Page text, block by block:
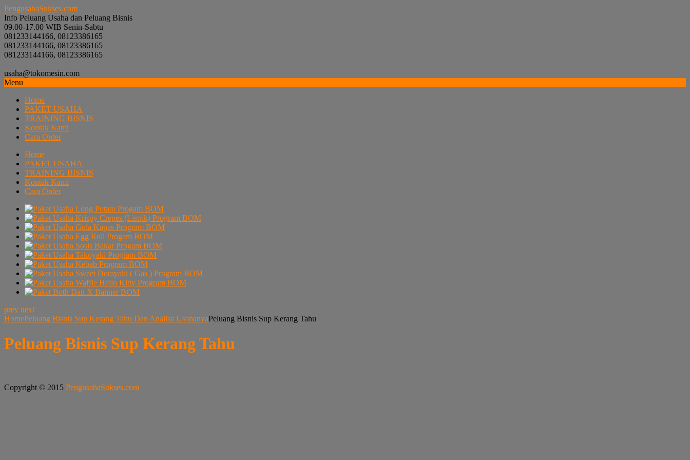
PengusahaSukses.com
Info Peluang Usaha dan Peluang Bisnis
09.00-17.00 WIB Senin-Sabtu
081233144166, 08123386165
081233144166, 08123386165
081233144166, 08123386165
usaha@tokomesin.com
Menu
Home
PAKET USAHA
TRAINING BISNIS
Kontak Kami
Cara Order
Home
PAKET USAHA
TRAINING BISNIS
Kontak Kami
Cara Order
prev next
HomePeluang Bisnis Sup Kerang Tahu Dan Analisa UsahanyaPeluang Bisnis Sup Kerang Tahu
Peluang Bisnis Sup Kerang Tahu
Copyright © 2015 PengusahaSukses.com